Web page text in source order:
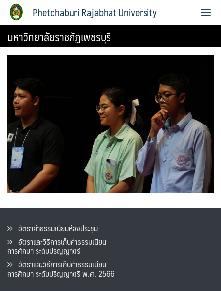
Phetchaburi Rajabhat University
มหาวิทยาลัยราชภัฏเพชรบุรี
อัตราค่าธรรมเนียมห้องประชุม
อัตราและวิธีการเก็บค่าธรรมเนียน
การศึกษา ระดับปริญญาตรี
อัตราและวิธีการเก็บค่าธรรมเนียน
การศึกษา ระดับปริญญาตรี พ.ศ. 2566